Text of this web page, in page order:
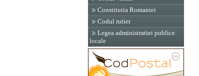
Constitutia Romaniei
Codul rutier
Legea administratiei publice
locale